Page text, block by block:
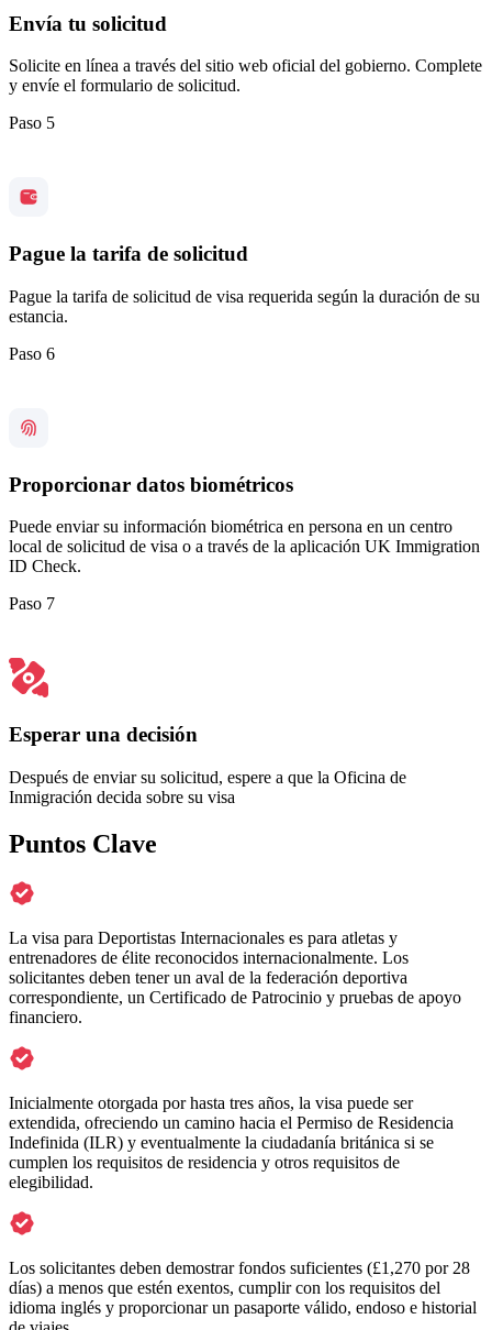
Envía tu solicitud
Solicite en línea a través del sitio web oficial del gobierno. Complete
y envíe el formulario de solicitud.
Paso 5
Pague la tarifa de solicitud
Pague la tarifa de solicitud de visa requerida según la duración de su
estancia.
Paso 6
Proporcionar datos biométricos
Puede enviar su información biométrica en persona en un centro
local de solicitud de visa o a través de la aplicación UK Immigration
ID Check.
Paso 7
Esperar una decisión
Después de enviar su solicitud, espere a que la Oficina de
Inmigración decida sobre su visa
Puntos Clave
La visa para Deportistas Internacionales es para atletas y
entrenadores de élite reconocidos internacionalmente. Los
solicitantes deben tener un aval de la federación deportiva
correspondiente, un Certificado de Patrocinio y pruebas de apoyo
financiero.
Inicialmente otorgada por hasta tres años, la visa puede ser
extendida, ofreciendo un camino hacia el Permiso de Residencia
Indefinida (ILR) y eventualmente la ciudadanía británica si se
cumplen los requisitos de residencia y otros requisitos de
elegibilidad.
Los solicitantes deben demostrar fondos suficientes (£1,270 por 28
días) a menos que estén exentos, cumplir con los requisitos del
idioma inglés y proporcionar un pasaporte válido, endoso e historial